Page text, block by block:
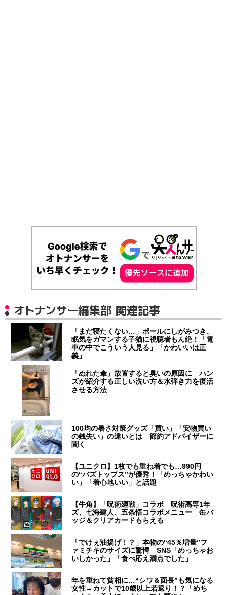
オトナンサー編集部 関連記事
「まだ寝たくない…」ポールにしがみつき、
眠気をガマンする子猫に視聴者もん絶！「電
車の中でこういう人見る」「かわいいは正
義」
「ぬれた傘」放置すると臭いの原因に ハン
ズが紹介する正しい洗い方＆水弾き力を復活
させる方法
100均の暑さ対策グッズ「買い」「安物買い
の銭失い」の違いとは 節約アドバイザーに
聞く
【ユニクロ】1枚でも重ね着でも…990円
の“バズトップス”が優秀！「めっちゃかわい
い」「着心地いい」と話題
【牛角】「呪術廻戦」コラボ 呪術高専1年
ズ、七海建人、五条悟コラボメニュー 缶バ
ッジ＆クリアカードもらえる
「でけぇ油揚げ！？」本物の“45％増量”フ
ァミチキのサイズに驚愕 SNS「めっちゃお
いしかった」「食べ応え満点でした」
年を重ねて貧相に…“シワ＆面長”も気になる
女性→カットで10歳以上若返り！？「めち